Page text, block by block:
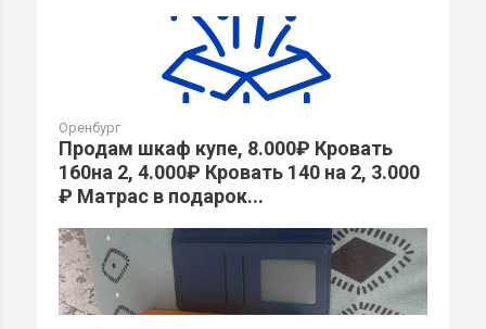
Оренбург
Продам шкаф купе, 8.000₽ Кровать
160на 2, 4.000₽ Кровать 140 на 2, 3.000
₽ Матрас в подарок...